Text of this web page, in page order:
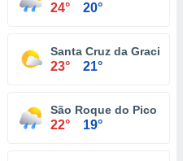
24° 20°
Santa Cruz da Graciosa
23° 21°
São Roque do Pico
22° 19°